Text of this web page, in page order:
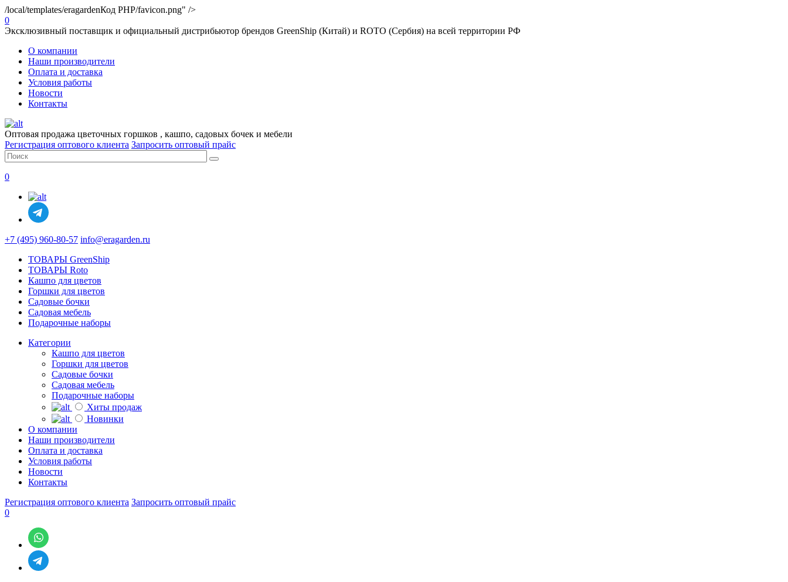
/local/templates/eragardenКод PHP/favicon.png" />
0
Эксклюзивный поставщик и официальный дистрибьютор брендов GreenShip (Китай) и ROTO (Сербия) на всей территории РФ
О компании
Наши производители
Оплата и доставка
Условия работы
Новости
Контакты
Оптовая продажа цветочных горшков , кашпо, садовых бочек и мебели
Регистрация оптового клиента Запросить оптовый прайс
0
+7 (495) 960-80-57 info@eragarden.ru
ТОВАРЫ GreenShip
ТОВАРЫ Roto
Кашпо для цветов
Горшки для цветов
Садовые бочки
Садовая мебель
Подарочные наборы
Категории
Кашпо для цветов
Горшки для цветов
Садовые бочки
Садовая мебель
Подарочные наборы
Хиты продаж
Новинки
О компании
Наши производители
Оплата и доставка
Условия работы
Новости
Контакты
Регистрация оптового клиента Запросить оптовый прайс
0